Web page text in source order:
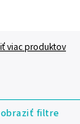
viac produktov